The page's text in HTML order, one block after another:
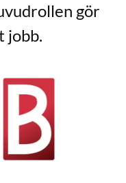
gör
jobb.